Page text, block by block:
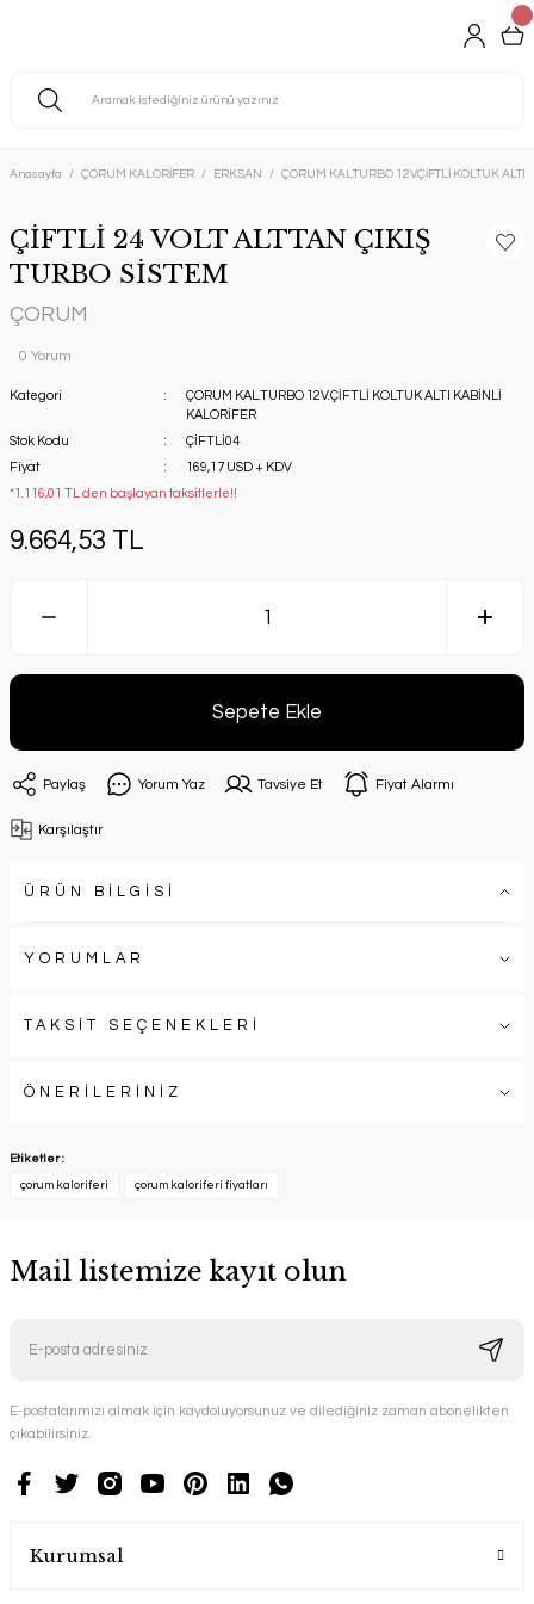
Anasayfa ÇORUM KALORİFER ERKSAN ÇORUM KAL.TURBO 12V.ÇİFTLİ KOLTUK ALTI
ÇİFTLİ 24 VOLT ALTTAN ÇIKIŞ
TURBO SİSTEM
ÇORUM
0 Yorum
Kategori
ÇORUM KAL.TURBO 12V.ÇİFTLİ KOLTUK ALTI KABİNLİ
KALORİFER
Stok Kodu
ÇİFTLİ04
Fiyat
169,17 USD + KDV
*1.116,01 TL den başlayan taksitlerle!!
9.664,53 TL
Sepete Ekle
Paylaş Yorum Yaz Tavsiye Et Fiyat Alarmı
Karşılaştır
ÜRÜN BİLGİSİ
YORUMLAR
TAKSİT SEÇENEKLERİ
ÖNERİLERİNİZ
Etiketler :
çorum kaloriferi çorum kaloriferi fiyatları
Mail listemize kayıt olun
E-postalarımızı almak için kaydoluyorsunuz ve dilediğiniz zaman abonelikten
çıkabilirsiniz.
Kurumsal